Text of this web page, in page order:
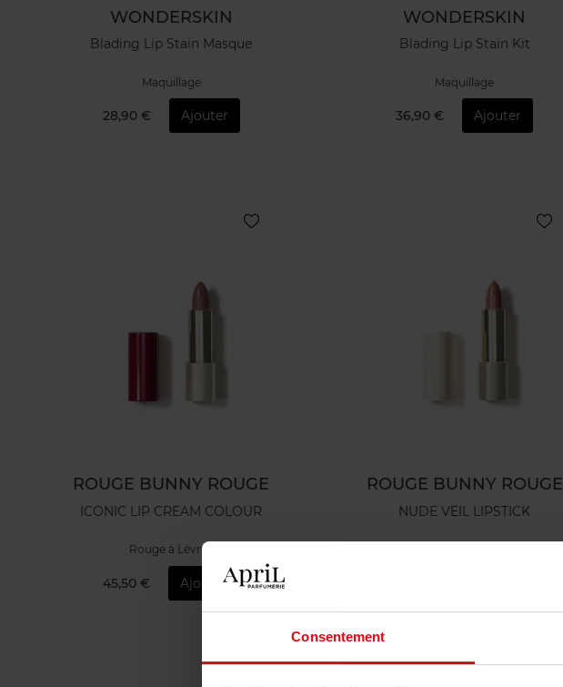
Consentement
WONDERSKIN
Blading Lip Stain Masque
Maquillage
28,90 € Ajouter
WONDERSKIN
Blading Lip Stain Kit
Maquillage
36,90 € Ajouter
ROUGE BUNNY ROUGE
ICONIC LIP CREAM COLOUR
Rouge à Lèvres
45,50 € Ajouter
ROUGE BUNNY ROUGE
NUDE VEIL LIPSTICK